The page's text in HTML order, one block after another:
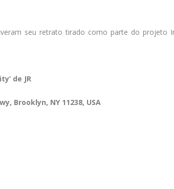
seu retrato tirado como parte do projeto
de JR
Brooklyn, NY 11238, USA